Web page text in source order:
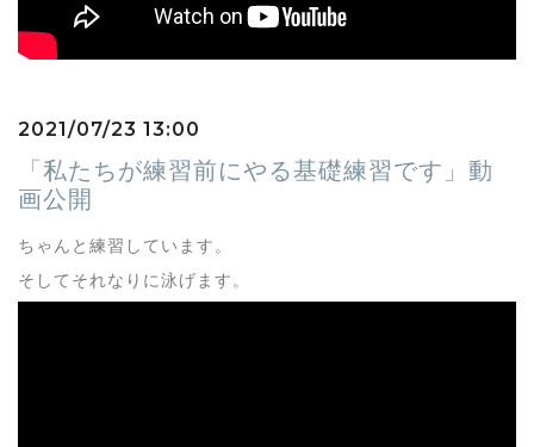
2021/07/23 13:00
「私たちが練習前にやる基礎練習です」動
画公開
ちゃんと練習しています。
そしてそれなりに泳げます。